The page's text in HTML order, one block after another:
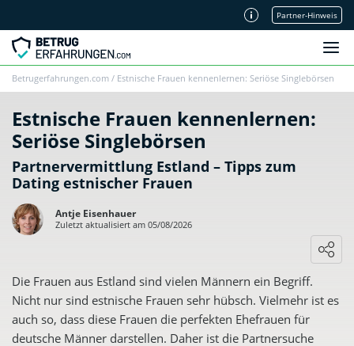
Unsere Redaktion
Partner-Hinweis
Betrugerfahrungen.com / Estnische Frauen kennenlernen: Seriöse Singlebörsen
Estnische Frauen kennenlernen:
Seriöse Singlebörsen
Partnervermittlung Estland – Tipps zum
Dating estnischer Frauen
Antje Eisenhauer
Zuletzt aktualisiert am 05/08/2026
Die Frauen aus Estland sind vielen Männern ein Begriff.
Nicht nur sind estnische Frauen sehr hübsch. Vielmehr ist es
auch so, dass diese Frauen die perfekten Ehefrauen für
deutsche Männer darstellen. Daher ist die Partnersuche